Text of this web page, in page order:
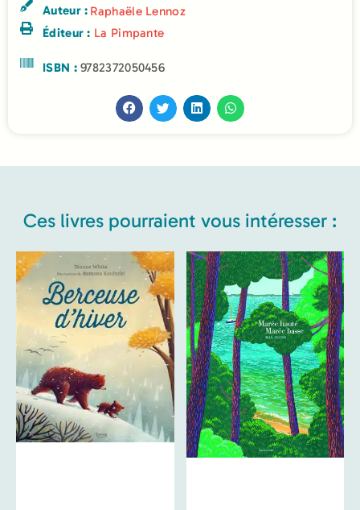
Auteur : Raphaële Lennoz
Éditeur : La Pimpante
ISBN :9782372050456
Ces livres pourraient vous intéresser :